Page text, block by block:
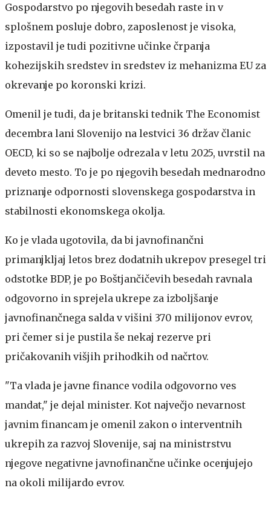
Gospodarstvo po njegovih besedah raste in v
splošnem posluje dobro, zaposlenost je visoka,
izpostavil je tudi pozitivne učinke črpanja
kohezijskih sredstev in sredstev iz mehanizma EU za
okrevanje po koronski krizi.
Omenil je tudi, da je britanski tednik The Economist
decembra lani Slovenijo na lestvici 36 držav članic
OECD, ki so se najbolje odrezala v letu 2025, uvrstil na
deveto mesto. To je po njegovih besedah mednarodno
priznanje odpornosti slovenskega gospodarstva in
stabilnosti ekonomskega okolja.
Ko je vlada ugotovila, da bi javnofinančni
primanjkljaj letos brez dodatnih ukrepov presegel tri
odstotke BDP, je po Boštjančičevih besedah ravnala
odgovorno in sprejela ukrepe za izboljšanje
javnofinančnega salda v višini 370 milijonov evrov,
pri čemer si je pustila še nekaj rezerve pri
pričakovanih višjih prihodkih od načrtov.
"Ta vlada je javne finance vodila odgovorno ves
mandat," je dejal minister. Kot največjo nevarnost
javnim financam je omenil zakon o interventnih
ukrepih za razvoj Slovenije, saj na ministrstvu
njegove negativne javnofinančne učinke ocenjujejo
na okoli milijardo evrov.